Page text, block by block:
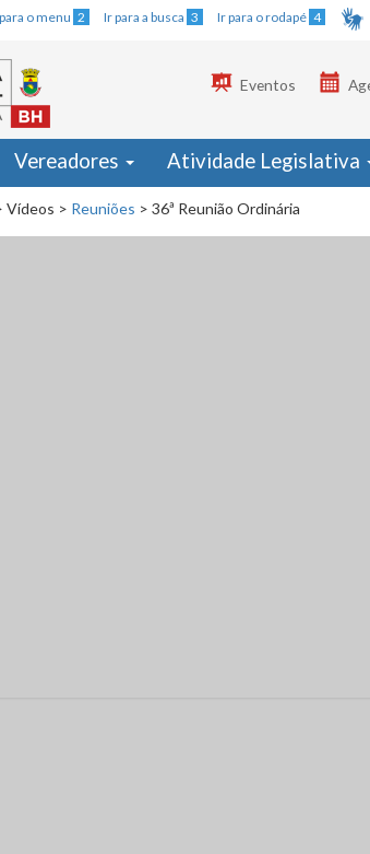
o menu 2 Ir para a busca 3 Ir para o rodapé 4
Eventos
Vereadores Atividade Legislativa
Vídeos > Reuniões > 36ª Reunião Ordinária